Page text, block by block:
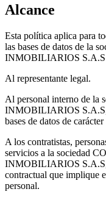
Alcance
Esta política aplica para
las bases de datos de la
INMOBILIARIOS S.A.S
Al representante legal.
Al personal interno de la
INMOBILIARIOS S.A.S,
bases de datos de
A los contratistas,
servicios a la sociedad
INMOBILIARIOS S.A.S,
contractual que implique
personal.